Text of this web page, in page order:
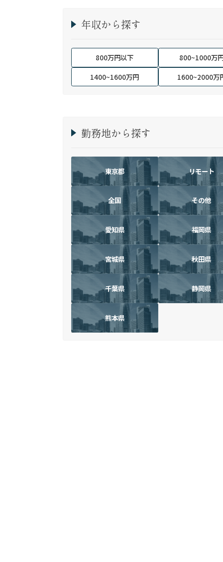
年収から探す
800万円以下
800~1000万
1400~1600万円
1600~2000万
勤務地から探す
東京都 リモート
全国 その他
愛知県 福岡県
宮城県 秋田県
千葉県 静岡県
熊本県